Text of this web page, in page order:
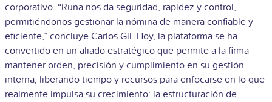
corporativo. “Runa nos da seguridad, rapidez y control,
permitiéndonos gestionar la nómina de manera confiable y
eficiente,” concluye Carlos Gil. Hoy, la plataforma se ha
convertido en un aliado estratégico que permite a la firma
mantener orden, precisión y cumplimiento en su gestión
interna, liberando tiempo y recursos para enfocarse en lo que
realmente impulsa su crecimiento: la estructuración de